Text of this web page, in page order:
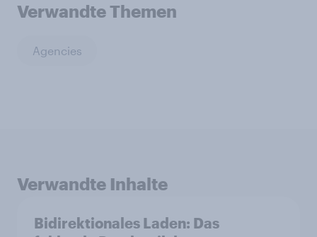
Verwandte Themen
Agencies
Verwandte Inhalte
Bidirektionales Laden: Das